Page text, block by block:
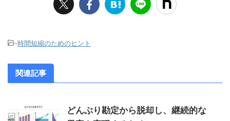
-時間短縮のためのヒント
関連記事
どんぶり勘定から脱却し、継続的な